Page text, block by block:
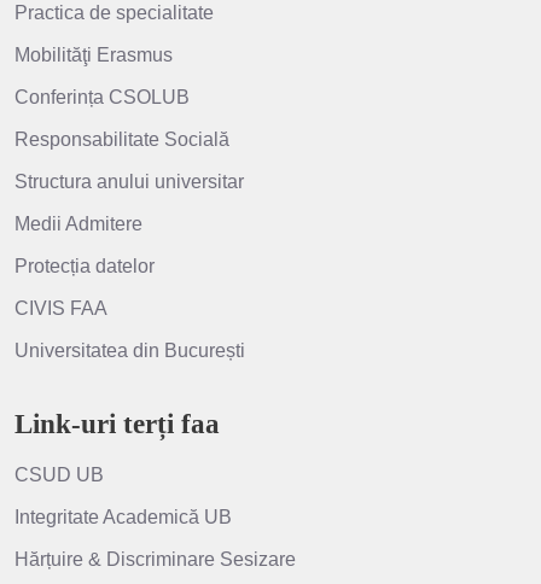
Practica de specialitate
Mobilităţi Erasmus
Conferința CSOLUB
Responsabilitate Socială
Structura anului universitar
Medii Admitere
Protecția datelor
CIVIS FAA
Universitatea din București
Link-uri terți faa
CSUD UB
Integritate Academică UB
Hărțuire & Discriminare Sesizare